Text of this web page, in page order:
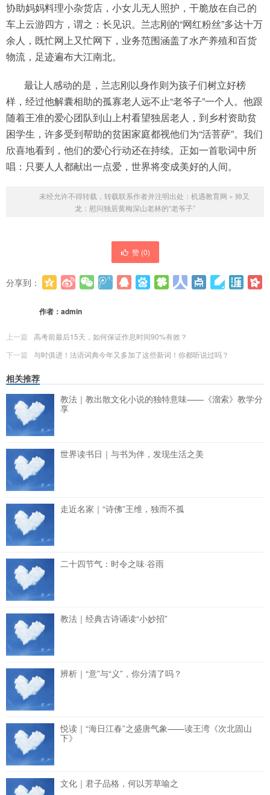
协助妈妈料理小杂货店，小女儿无人照护，干脆放在自己的
车上云游四方，谓之：长见识。兰志刚的“网红粉丝”多达十万
余人，既忙网上又忙网下，业务范围涵盖了水产养殖和百货
物流，足迹遍布大江南北。
最让人感动的是，兰志刚以身作则为孩子们树立好榜
样，经过他解囊相助的孤寡老人远不止“老爷子”一个人。他跟
随着王准的爱心团队到山上村看望独居老人，到乡村资助贫
困学生，许多受到帮助的贫困家庭都视他们为“活菩萨”。我们
欣喜地看到，他们的爱心行动还在持续。正如一首歌词中所
唱：只要人人都献出一点爱，世界将变成美好的人间。
未经允许不得转载，转载联系作者并注明出处： 机遇教育网 » 帅又
龙：慰问独居黄梅深山老林的“老爷子”
赞 (0)
分享到：
作者： admin
上一篇
高考前最后15天，如何保证作息时间90%有效？
下一篇
与时俱进！法语词典今年又多加了这些新词！你都听说过吗？
相关推荐
教法｜教出散文化小说的独特意味——《溜索》教学分
享
世界读书日｜与书为伴，发现生活之美
走近名家｜“诗佛”王维，独而不孤
二十四节气：时令之味·谷雨
教法｜经典古诗诵读“小妙招”
辨析｜“意”与“义”，你分清了吗？
悦读｜“海日江春”之盛唐气象——读王湾《次北固山
下》
文化｜君子品格，何以芳草喻之